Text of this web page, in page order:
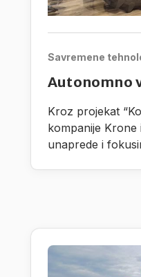
Savremene
Autonomno
Kroz projekat
kompanije Krone
unaprede i